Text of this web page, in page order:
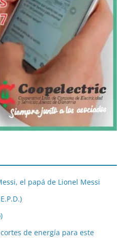
el papá de Lionel Messi
de energía para este